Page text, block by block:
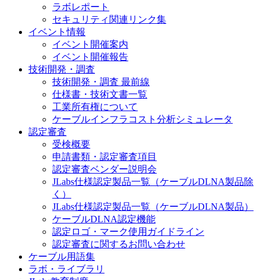
ラボレポート
セキュリティ関連リンク集
イベント情報
イベント開催案内
イベント開催報告
技術開発・調査
技術開発・調査 最前線
仕様書・技術文書一覧
工業所有権について
ケーブルインフラコスト分析シミュレータ
認定審査
受検概要
申請書類・認定審査項目
認定審査ベンダー説明会
JLabs仕様認定製品一覧（ケーブルDLNA製品除
く）
JLabs仕様認定製品一覧（ケーブルDLNA製品）
ケーブルDLNA認定機能
認定ロゴ・マーク使用ガイドライン
認定審査に関するお問い合わせ
ケーブル用語集
ラボ・ライブラリ